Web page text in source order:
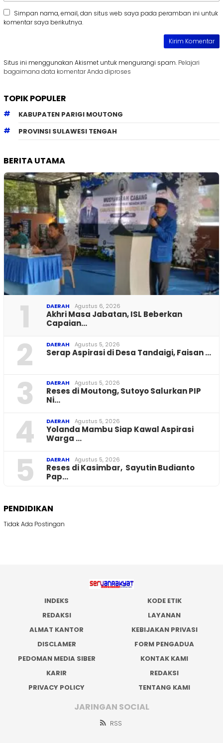
Simpan nama, email, dan situs web saya pada peramban ini untuk
komentar saya berikutnya.
Situs ini menggunakan Akismet untuk mengurangi spam. Pelajari
bagaimana data komentar Anda diproses
TOPIK POPULER
KABUPATEN PARIGI MOUTONG
PROVINSI SULAWESI TENGAH
BERITA UTAMA
1 DAERAH Agustus 6, 2026
Akhri Masa Jabatan, ISL Beberkan
Capaian…
2 DAERAH Agustus 5, 2026
Serap Aspirasi di Desa Tandaigi, Faisan …
3 DAERAH Agustus 5, 2026
Reses di Moutong, Sutoyo Salurkan PIP
Ni…
4 DAERAH Agustus 5, 2026
Yolanda Mambu Siap Kawal Aspirasi
Warga …
5 DAERAH Agustus 5, 2026
Reses di Kasimbar, Sayutin Budianto
Pap…
PENDIDIKAN
Tidak Ada Postingan
INDEKS
KODE ETIK
REDAKSI
LAYANAN
ALMAT KANTOR
KEBIJAKAN PRIVASI
DISCLAMER
FORM PENGADUA
PEDOMAN MEDIA SIBER
KONTAK KAMI
KARIR
REDAKSI
PRIVACY POLICY
TENTANG KAMI
JARINGAN SOCIAL
RSS